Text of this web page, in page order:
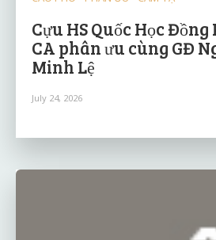
Cựu HS Quốc Học
CA phân ưu cùng GĐ
Minh Lệ
July 24, 2026